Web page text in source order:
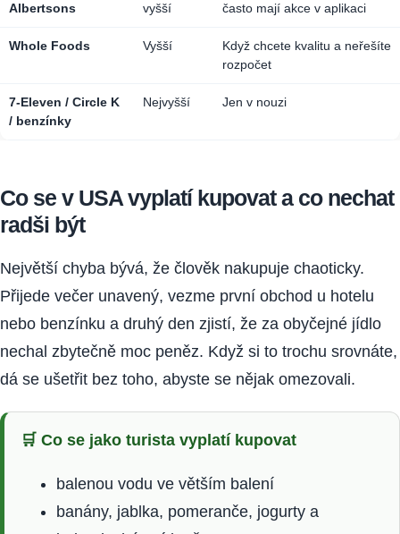
Albertsons
vyšší
často mají akce v aplikaci
Whole Foods Vyšší
Když chcete kvalitu a neřešíte
rozpočet
7-Eleven / Circle K
/ benzínky
Nejvyšší Jen v nouzi
Co se v USA vyplatí kupovat a co nechat
radši být
Největší chyba bývá, že člověk nakupuje chaoticky.
Přijede večer unavený, vezme první obchod u hotelu
nebo benzínku a druhý den zjistí, že za obyčejné jídlo
nechal zbytečně moc peněz. Když si to trochu srovnáte,
dá se ušetřit bez toho, abyste se nějak omezovali.
🛒 Co se jako turista vyplatí kupovat
balenou vodu ve větším balení
banány, jablka, pomeranče, jogurty a